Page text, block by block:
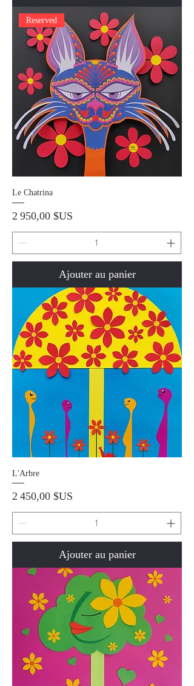
Reserved
Le Chatrina
Prix
2 950,00 $US
Ajouter au panier
L'Arbre
Prix
2 450,00 $US
Ajouter au panier